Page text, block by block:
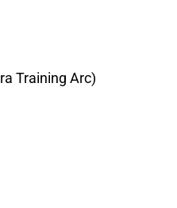
Training Arc)